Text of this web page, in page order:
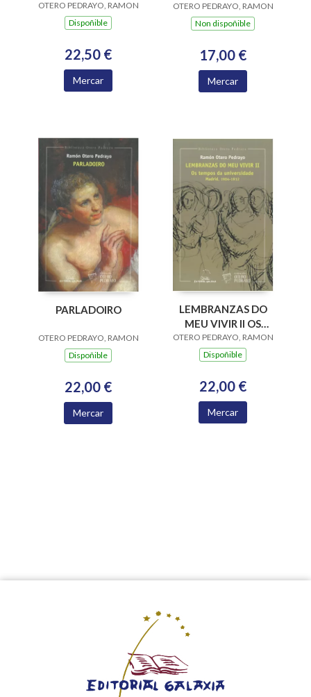
OUTROS ESCRITOS, A
OTERO PEDRAYO, RAMON
Dispoñible
22,50 €
Mercar
OURENSE A SAN
ANDRES DE TEIXIDO
OTERO PEDRAYO, RAMON
Non dispoñible
17,00 €
Mercar
PARLADOIRO
OTERO PEDRAYO, RAMON
Dispoñible
22,00 €
Mercar
LEMBRANZAS DO
MEU VIVIR II OS
TEMPOS DA
UNIVERSIDADE
OTERO PEDRAYO, RAMON
Dispoñible
22,00 €
Mercar